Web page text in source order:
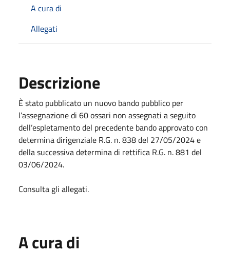
A cura di
Allegati
Descrizione
È stato pubblicato un nuovo bando pubblico per
l’assegnazione di 60 ossari non assegnati a seguito
dell’espletamento del precedente bando approvato con
determina dirigenziale R.G. n. 838 del 27/05/2024 e
della successiva determina di rettifica R.G. n. 881 del
03/06/2024.
Consulta gli allegati.
A cura di